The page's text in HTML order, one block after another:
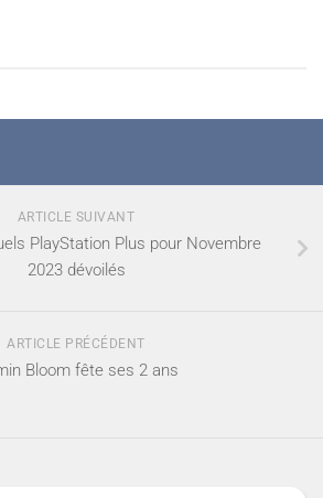
ARTICLE SUIVANT
PlayStation Plus pour Novembre
2023 dévoilés
ARTICLE PRÉCÉDENT
Bloom fête ses 2 ans